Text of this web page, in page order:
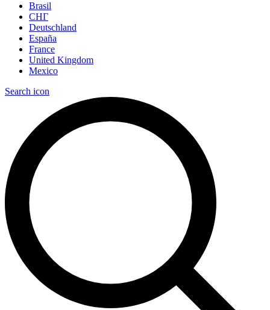
Brasil
СНГ
Deutschland
España
France
United Kingdom
Mexico
Search icon